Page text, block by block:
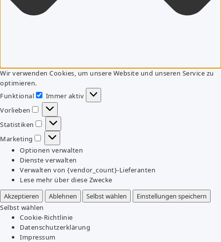
Wir verwenden Cookies, um unsere Website und unseren Service zu
optimieren.
Funktional
Funktional
Immer aktiv
Vorlieben
Vorlieben
Statistiken
Statistiken
Marketing
Marketing
Optionen verwalten
Dienste verwalten
Verwalten von {vendor_count}-Lieferanten
Lese mehr über diese Zwecke
Akzeptieren
Ablehnen Selbst wählen
Einstellungen speichern
Selbst wählen
Cookie-Richtlinie
Datenschutzerklärung
Impressum